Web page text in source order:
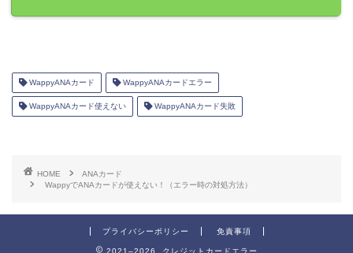
WappyANAカード WappyANAカードエラー
WappyANAカード使えない WappyANAカード失敗
HOME
ANAカード
WappyでANAカードが使えない！（エラー時の対処方法）
プライバシーポリシー 免責事項
2021–2026 クレジットカードエラー